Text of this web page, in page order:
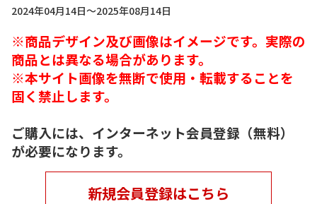
2024年04月14日～2025年08月14日
※商品デザイン及び画像はイメージです。実際の
商品とは異なる場合があります。
※本サイト画像を無断で使用・転載することを
固く禁止します。
ご購入には、インターネット会員登録（無料）
が必要になります。
新規会員登録はこちら